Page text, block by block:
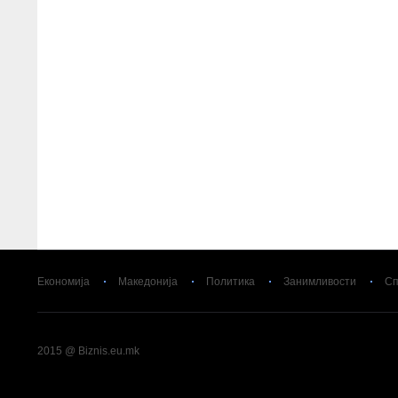
Економија Македонија Политика Занимливости
2015 @ Biznis.eu.mk